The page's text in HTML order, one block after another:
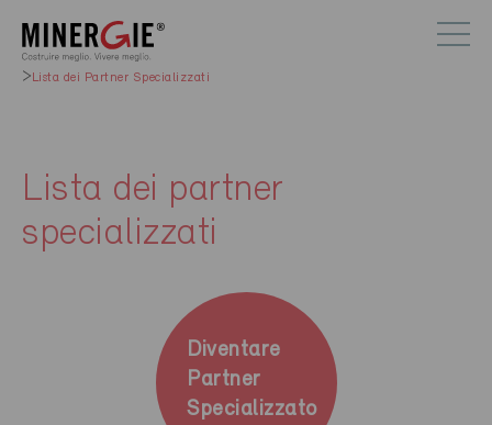
Lista dei Partner Specializzati
Lista dei partner
specializzati
Diventare
Partner
Specializzato